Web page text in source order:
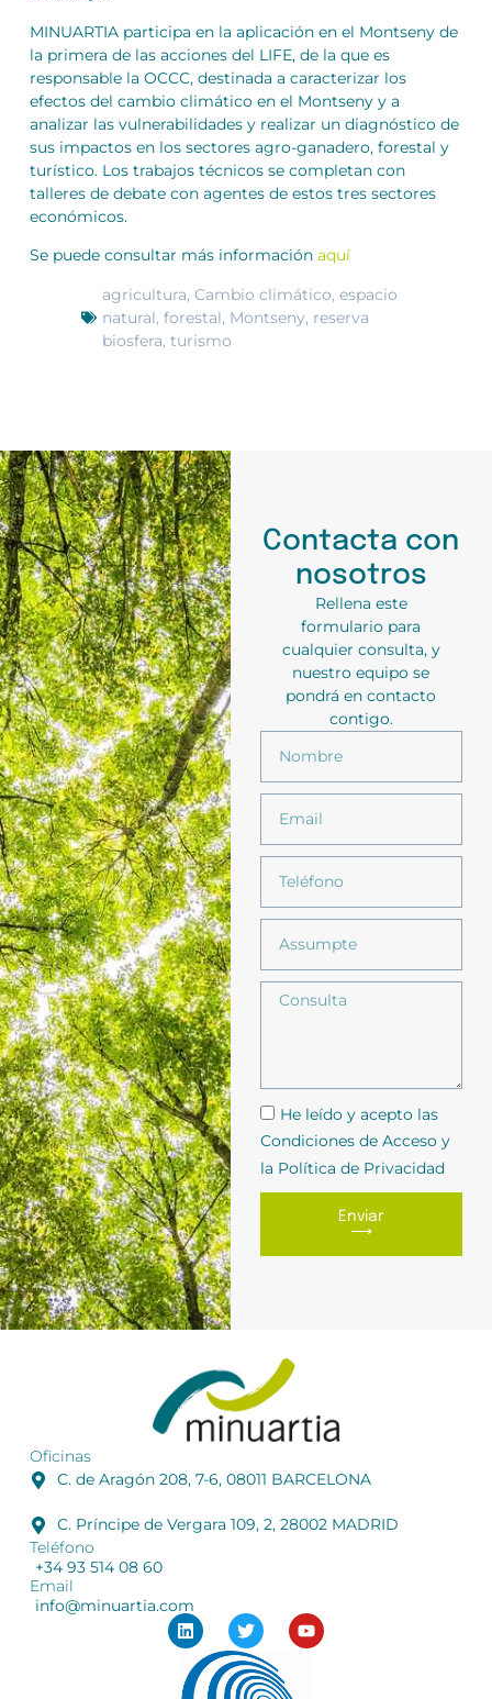
MINUARTIA participa en la aplicación en el Montseny de
la primera de las acciones del LIFE, de la que es
responsable la OCCC, destinada a caracterizar los
efectos del cambio climático en el Montseny y a
analizar las vulnerabilidades y realizar un diagnóstico de
sus impactos en los sectores agro-ganadero, forestal y
turístico. Los trabajos técnicos se completan con
talleres de debate con agentes de estos tres sectores
económicos.
Se puede consultar más información aquí
agricultura,Cambio climático,espacio
natural,forestal, Montseny, reserva
biosfera,turismo
Contacta con
nosotros
Rellena este
formulario para
cualquier consulta, y
nuestro equipo se
pondrá en contacto
contigo.
He leído y acepto las
Condiciones de Acceso y
la Política de Privacidad
Enviar
⟶
Oficinas
C. de Aragón 208, 7-6, 08011 BARCELONA
C. Príncipe de Vergara 109, 2, 28002 MADRID
Teléfono
+34 93 514 08 60
Email
info@minuartia.com